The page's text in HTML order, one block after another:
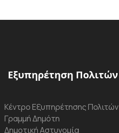
Εξυπηρέτηση Πολιτών
Κέντρο Εξυπηρέτησης Πολιτών
Γραμμή Δημότη
Δημοτική Αστυνομία